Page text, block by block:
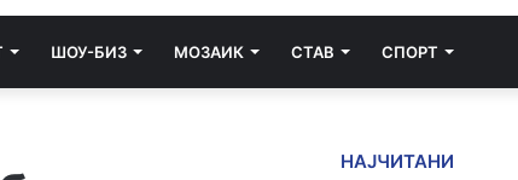
ШОУ-БИЗ МОЗАИК СТАВ СПОРТ
НАЈЧИТАНИ